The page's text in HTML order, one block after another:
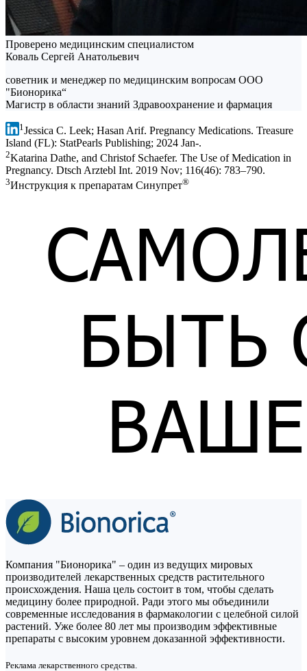
Проверено медицинским специалистом
Коваль Сергей Анатольевич
советник и менеджер по медицинским вопросам ООО
"Бионорика“
Магистр в области знаний Здравоохранение и фармация
1 Jessica C. Leek; Hasan Arif. Pregnancy Medications. Treasure
Island (FL): StatPearls Publishing; 2024 Jan-.
2Katarina Dathe, and Christof Schaefer. The Use of Medication in
Pregnancy. Dtsch Arztebl Int. 2019 Nov; 116(46): 783–790.
3Инструкция к препаратам Синупрет®
Компания "Бионорика" – один из ведущих мировых
производителей лекарственных средств растительного
происхождения. Наша цель состоит в том, чтобы сделать
медицину более природной. Ради этого мы объединили
современные исследования в фармакологии с целебной силой
растений. Уже более 80 лет мы производим эффективные
препараты с высоким уровнем доказанной эффективности.
Реклама лекарственного средства.